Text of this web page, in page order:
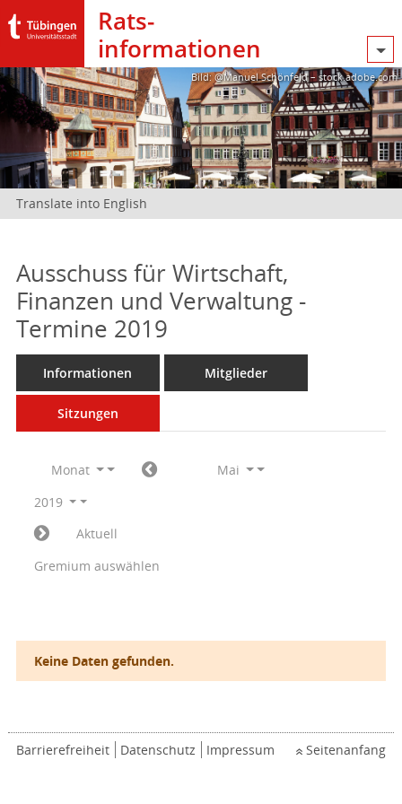
Rats­
informationen
Bild: @Manuel Schönfeld – stock.adobe.com
Translate into English
Ausschuss für Wirtschaft,
Finanzen und Verwaltung -
Termine 2019
Informationen Mitglieder
Sitzungen
Monat
Mai
2019
Aktuell
Gremium auswählen
Keine Daten gefunden.
Barrierefreiheit Datenschutz Impressum Seitenanfang